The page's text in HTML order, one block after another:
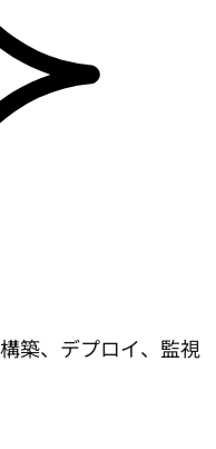
築、デプロイ、監視